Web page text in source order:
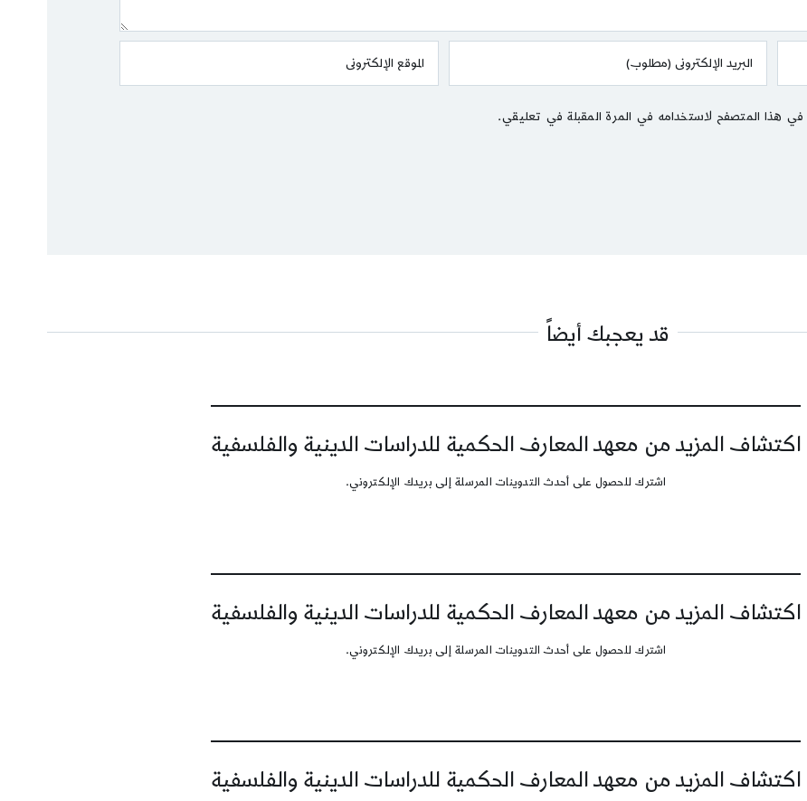
في هذا المتصفح لاستخدامه في المرة المقبلة في تعليقي.
قد يعجبك أيضاً
اكتشاف المزيد من معهد المعارف الحكمية للدراسات الدينية والفلسفية
اشترك للحصول على أحدث التدوينات المرسلة إلى بريدك الإلكتروني.
اكتشاف المزيد من معهد المعارف الحكمية للدراسات الدينية والفلسفية
اشترك للحصول على أحدث التدوينات المرسلة إلى بريدك الإلكتروني.
اكتشاف المزيد من معهد المعارف الحكمية للدراسات الدينية والفلسفية